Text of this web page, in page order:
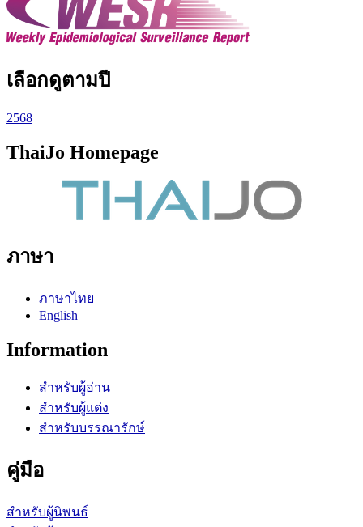
เลือกดูตามปี
2568
ThaiJo Homepage
ภาษา
ภาษาไทย
English
Information
สำหรับผู้อ่าน
สำหรับผู้แต่ง
สำหรับบรรณารักษ์
คู่มือ
สำหรับผู้นิพนธ์